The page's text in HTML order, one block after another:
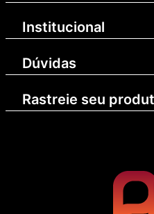
Institucional
Dúvidas
Rastreie seu